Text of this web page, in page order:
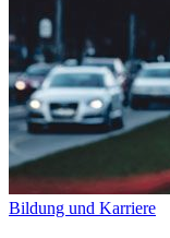
Bildung und Karriere